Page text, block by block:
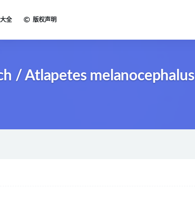
全 版权声明
/ Atlapetes melanocephalus